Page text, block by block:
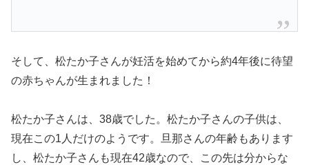
そして、松たか子さんが妊活を始めてから約4年後に待望
の赤ちゃんが生まれました！
松たか子さんは、38歳でした。松たか子さんの子供は、
現在この1人だけのようです。旦那さんの年齢もあります
し、松たか子さんも現在42歳なので、この先は分からな